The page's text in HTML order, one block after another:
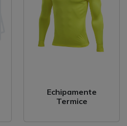
Echipamente
Termice